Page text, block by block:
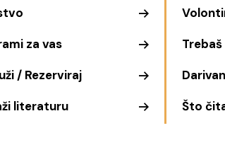
za vas
/ Rezerviraj
literaturu
Što